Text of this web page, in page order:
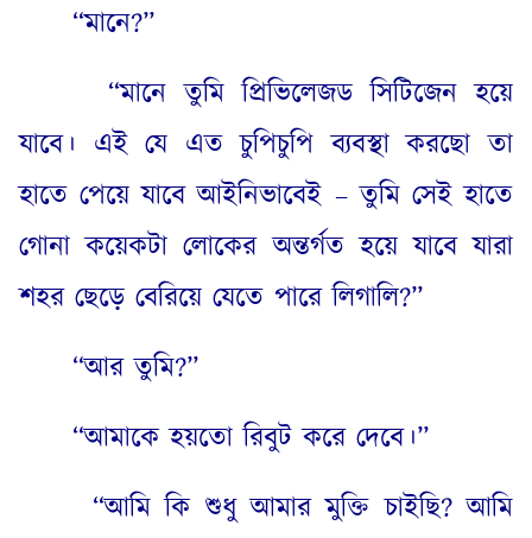
“মানে?”
“মানে তুমি প্রিভিলেজড সিটিজেন হয়ে
যাবে। এই যে এত চুপিচুপি ব্যবস্থা করছো তা
হাতে পেয়ে যাবে আইনিভাবেই – তুমি সেই হাতে
গোনা কয়েকটা লোকের অন্তর্গত হয়ে যাবে যারা
শহর ছেড়ে বেরিয়ে যেতে পারে লিগালি?”
“আর তুমি?”
“আমাকে হয়তো রিবুট করে দেবে।”
“আমি কি শুধু আমার মুক্তি চাইছি?আমি